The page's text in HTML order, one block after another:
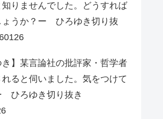
りませんでした。どうすれば
ょうか？ー ひろゆき切り抜
き】某言論社の批評家・哲学者
れると伺いました。気をつけて
ひろゆき切り抜き